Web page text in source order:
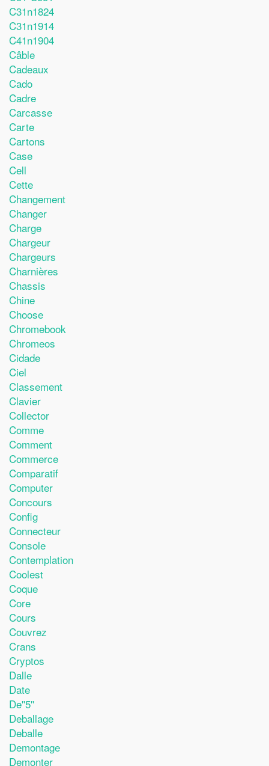
C31n1824
C31n1914
C41n1904
Câble
Cadeaux
Cado
Cadre
Carcasse
Carte
Cartons
Case
Cell
Cette
Changement
Changer
Charge
Chargeur
Chargeurs
Charnières
Chassis
Chine
Choose
Chromebook
Chromeos
Cidade
Ciel
Classement
Clavier
Collector
Comme
Comment
Commerce
Comparatif
Computer
Concours
Config
Connecteur
Console
Contemplation
Coolest
Coque
Core
Cours
Couvrez
Crans
Cryptos
Dalle
Date
De''5''
Deballage
Deballe
Demontage
Demonter